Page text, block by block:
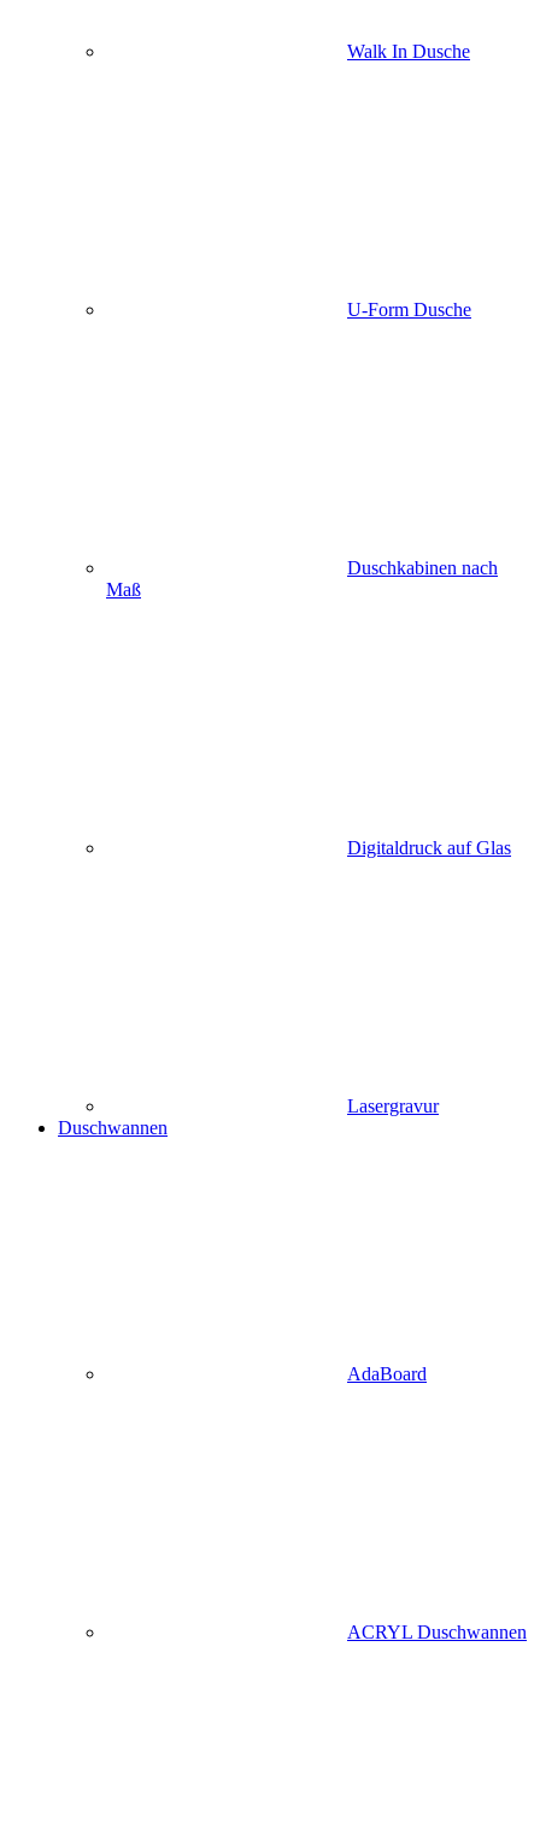
Walk In Dusche
U-Form Dusche
Duschkabinen nach
Maß
Digitaldruck auf Glas
Lasergravur
Duschwannen
AdaBoard
ACRYL Duschwannen